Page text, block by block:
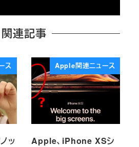
関連記事
ス
ッ
Apple関連ニュース
Apple、iPhone XSシ